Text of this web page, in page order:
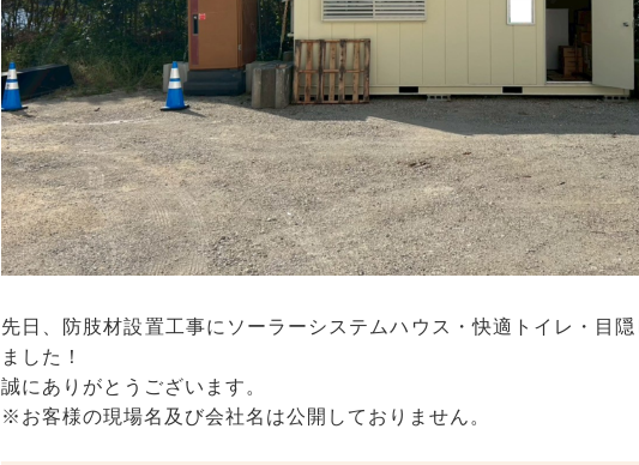
先日、防肢材設置工事にソーラーシステムハウス・快適トイレ・目
ました！
誠にありがとうございます。
※お客様の現場名及び会社名は公開しておりません。